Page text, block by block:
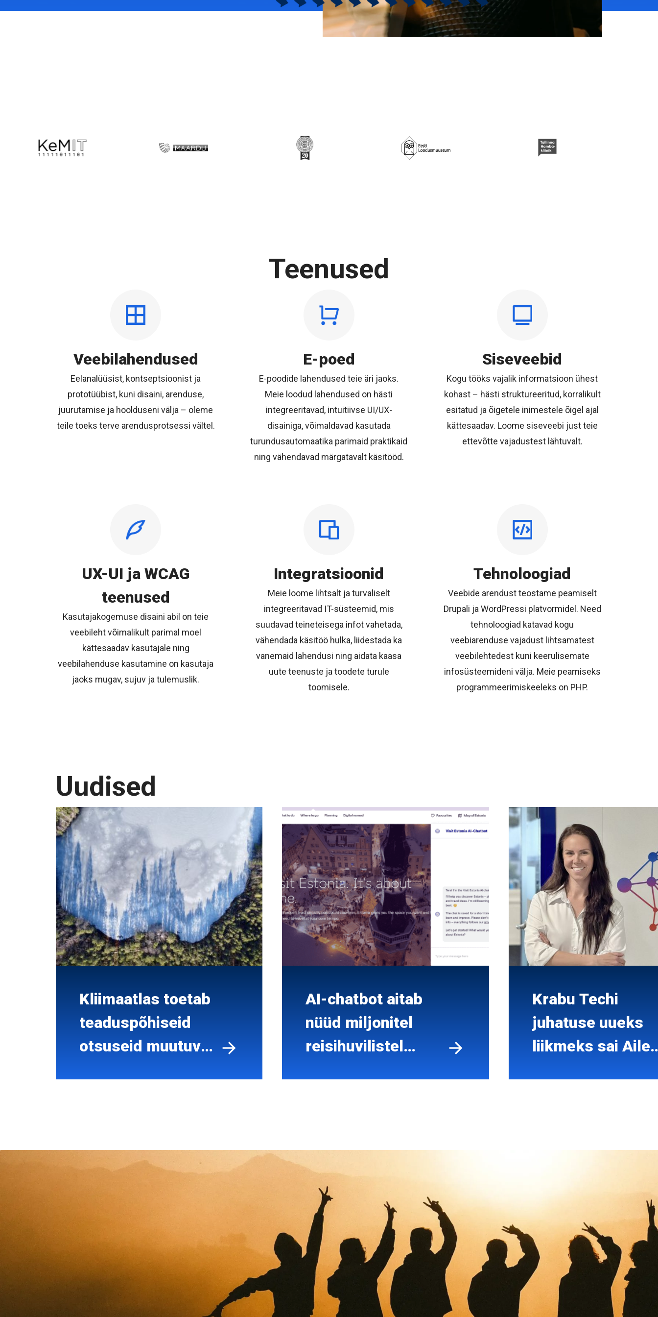
Teenused
Veebilahendused
Eelanalüüsist, kontseptsioonist ja
prototüübist, kuni disaini, arenduse,
juurutamise ja hoolduseni välja – oleme
teile toeks terve arendusprotsessi vältel.
E-poed
E-poodide lahendused teie äri jaoks.
Meie loodud lahendused on hästi
integreeritavad, intuitiivse UI/UX-
disainiga, võimaldavad kasutada
turundusautomaatika parimaid praktikaid
ning vähendavad märgatavalt käsitööd.
Siseveebid
Kogu tööks vajalik informatsioon ühest
kohast – hästi struktureeritud, korralikult
esitatud ja õigetele inimestele õigel ajal
kättesaadav. Loome siseveebi just teie
ettevõtte vajadustest lähtuvalt.
UX-UI ja WCAG
teenused
Kasutajakogemuse disaini abil on teie
veebileht võimalikult parimal moel
kättesaadav kasutajale ning
veebilahenduse kasutamine on kasutaja
jaoks mugav, sujuv ja tulemuslik.
Integratsioonid
Meie loome lihtsalt ja turvaliselt
integreeritavad IT-süsteemid, mis
suudavad teineteisega infot vahetada,
vähendada käsitöö hulka, liidestada ka
vanemaid lahendusi ning aidata kaasa
uute teenuste ja toodete turule
toomisele.
Tehnoloogiad
Veebide arendust teostame peamiselt
Drupali ja WordPressi platvormidel. Need
tehnoloogiad katavad kogu
veebiarenduse vajadust lihtsamatest
veebilehtedest kuni keerulisemate
infosüsteemideni välja. Meie peamiseks
programmeerimiskeeleks on PHP.
Uudised
Kliimaatlas toetab
teaduspõhiseid
otsuseid muutuvas
AI-chatbot aitab
nüüd miljonitel
reisihuvilistel
Krabu Techi
juhatuse uueks
liikmeks sai Aile